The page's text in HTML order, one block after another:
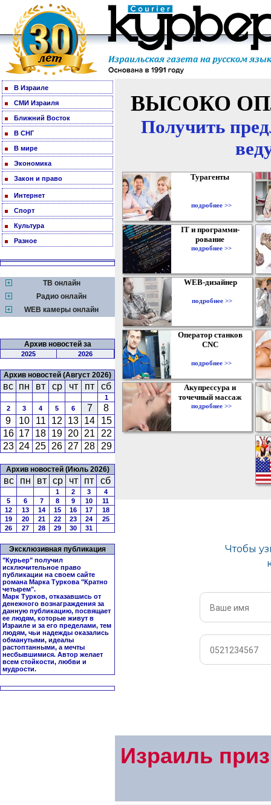
В Израиле
СМИ Израиля
Ближний Восток
В СНГ
В мире
Экономика
Закон и право
Интернет
Спорт
Культура
Разное
ТВ онлайн
Радио онлайн
WEB камеры онлайн
Архив новостей за
2025 2026
Архив новостей (Август 2026)
вс пн вт ср чт пт сб
1
2
3 4 5 6 7
8
9
10 11 12 13 14
15
16 17 18 19 20 21
22
23 24 25 26 27 28 29
Архив новостей (Июль 2026)
вс пн вт ср чт пт сб
1 2 3
4
5
6 7 8 9 10
11
12
13 14 15 16 17
18
19
20 21 22 23 24
25
26
27 28 29 30 31
Эксклюзивная публикация
"Курьер" получил
исключительное право
публикации на своем сайте
романа Марка Туркова "Кратно
четырем".
Марк Турков, отказавшись от
денежного вознаграждения за
данную публикацию, посвящает
ее людям, которые живут в
Израиле и за его пределами, тем
людям, чьи надежды оказались
обманутыми, идеалы
растоптанными, а мечты
несбывшимися. Автор желает
всем стойкости, любви и
мудрости.
ВЫСОКО
Получить
Турагенты
подробнее >>
IT и программи-
рование
подробнее >>
WEB-дизайнер
подробнее >>
Оператор станков
CNC
подробнее >>
Акупрессура и
точечный массаж
подробнее >>
Израиль